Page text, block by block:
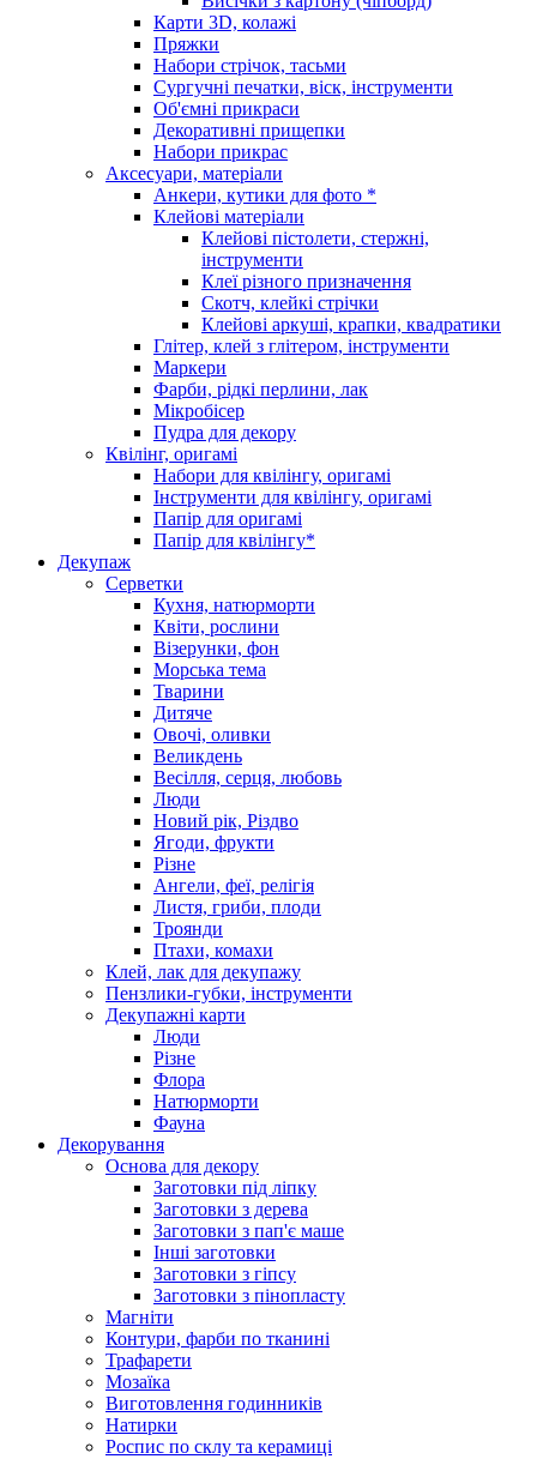
Карти 3D, колажі
Пряжки
Набори стрічок, тасьми
Сургучні печатки, віск, інструменти
Об'ємні прикраси
Декоративні прищепки
Набори прикрас
Аксесуари, матеріали
Анкери, кутики для фото *
Клейові матеріали
Клейові пістолети, стержні,
інструменти
Клеї різного призначення
Скотч, клейкі стрічки
Клейові аркуші, крапки, квадратики
Глітер, клей з глітером, інструменти
Маркери
Фарби, рідкі перлини, лак
Мікробісер
Пудра для декору
Квілінг, оригамі
Набори для квілінгу, оригамі
Інструменти для квілінгу, оригамі
Папір для оригамі
Папір для квілінгу*
Декупаж
Серветки
Кухня, натюрморти
Квіти, рослини
Візерунки, фон
Морська тема
Тварини
Дитяче
Овочі, оливки
Великдень
Весілля, серця, любовь
Люди
Новий рік, Різдво
Ягоди, фрукти
Різне
Ангели, феї, релігія
Листя, гриби, плоди
Троянди
Птахи, комахи
Клей, лак для декупажу
Пензлики-губки, інструменти
Декупажні карти
Люди
Різне
Флора
Натюрморти
Фауна
Декорування
Основа для декору
Заготовки під ліпку
Заготовки з дерева
Заготовки з пап'є маше
Інші заготовки
Заготовки з гіпсу
Заготовки з пінопласту
Магніти
Контури, фарби по тканині
Трафарети
Мозаїка
Виготовлення годинників
Натирки
Роспис по склу та керамиці